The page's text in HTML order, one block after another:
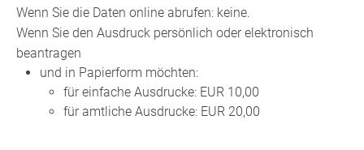
Wenn Sie die Daten online abrufen: keine.
Wenn Sie den Ausdruck persönlich oder elektronisch
beantragen
und in Papierform möchten:
für einfache Ausdrucke: EUR 10,00
für amtliche Ausdrucke: EUR 20,00